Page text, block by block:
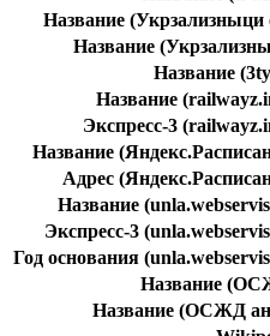
Название (Укрзализныци
Название
Название
Название
Экспресс-3
Название
Адрес
Название
Экспресс-3
Год основания
Название
Название (ОСЖД